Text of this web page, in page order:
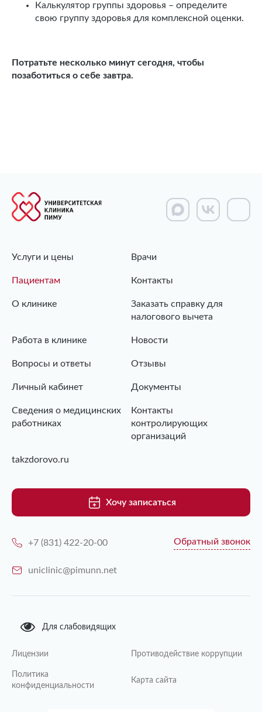
Калькулятор группы здоровья – определите
свою группу здоровья для комплексной оценки.
Потратьте несколько минут сегодня, чтобы
позаботиться о себе завтра.
Услуги и цены Врачи
Пациентам Контакты
О клинике
Заказать справку для
налогового вычета
Работа в клинике Новости
Вопросы и ответы Отзывы
Личный кабинет Документы
Сведения о медицинских
работниках
Контакты
контролирующих
организаций
takzdorovo.ru
Хочу записаться
+7 (831) 422-20-00 Обратный звонок
uniclinic@pimunn.net
Для слабовидящих
Лицензии Противодействие коррупции
Политика
конфиденциальности
Карта сайта